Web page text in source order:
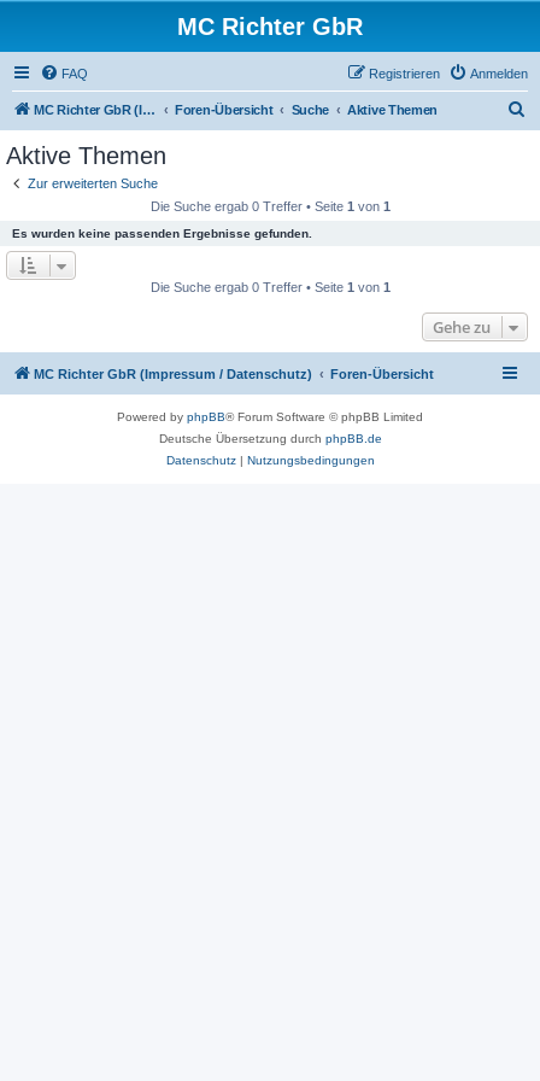
MC Richter GbR
FAQ Anmelden
Registrieren
MC Richter GbR (Impressum / Datenschutz) Foren-Übersicht Suche Aktive Themen
Aktive Themen
Zur erweiterten Suche
Die Suche ergab 0 Treffer • Seite 1 von 1
Es wurden keine passenden Ergebnisse gefunden.
Die Suche ergab 0 Treffer • Seite 1 von 1
Gehe zu
MC Richter GbR (Impressum / Datenschutz) Foren-Übersicht
Powered by phpBB® Forum Software © phpBB Limited
Deutsche Übersetzung durch phpBB.de
Datenschutz| Nutzungsbedingungen